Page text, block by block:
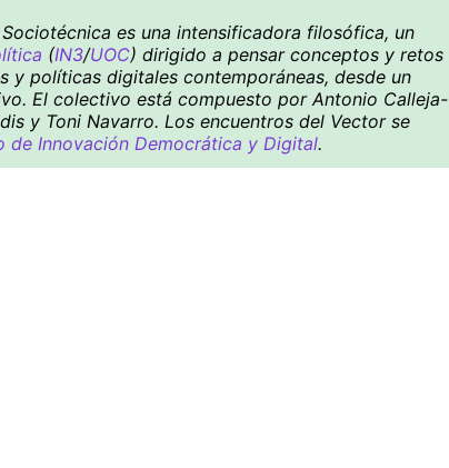
es una intensificadora filosófica, un
(IN3/UOC) dirigido a pensar conceptos y retos
y políticas digitales contemporáneas, desde un
El colectivo está compuesto por Antonio Calleja-
y Toni Navarro. Los encuentros del Vector se
de Innovación Democrática y Digital.